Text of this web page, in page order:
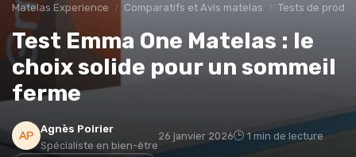
Matelas Experience Comparatifs et Avis matelas Tests de
Test Emma One Matelas : le
choix solide pour un sommeil
ferme
Agnès Poirier
Spécialiste en bien-être
26 janvier 2026 1 min de lecture